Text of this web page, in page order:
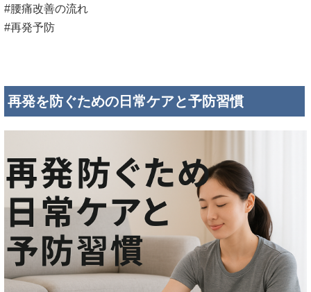
#腰痛改善の流れ
#再発予防
再発を防ぐための日常ケアと予防習慣